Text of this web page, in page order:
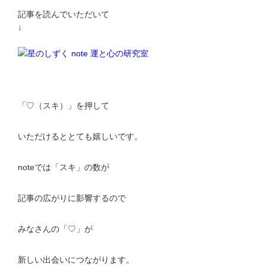
記事を読んでいただいて
↓
「♡（スキ）」を押して
いただけるととても嬉しいです。
noteでは「スキ」の数が
記事の広がりに影響するので
みなさんの「♡」が
新しい出会いにつながります。